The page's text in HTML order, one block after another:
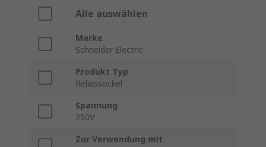
Alle auswählen
Marke
Schneider Electric
Produkt Typ
Relaissockel
Spannung
250V
Zur Verwendung mit